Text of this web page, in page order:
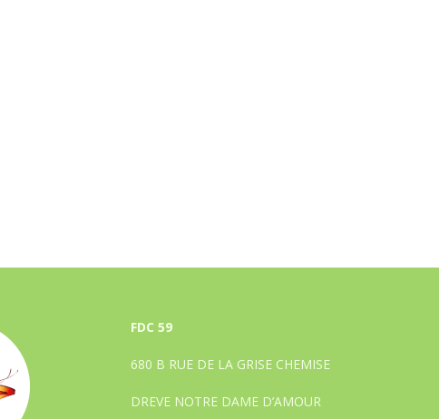
FDC 59
680 B RUE DE LA GRISE CHEMISE
DREVE NOTRE DAME D’AMOUR